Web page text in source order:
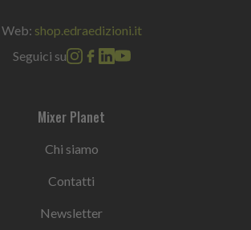
Web: shop.edraedizioni.it
Seguici su
Mixer Planet
Chi siamo
Contatti
Newsletter